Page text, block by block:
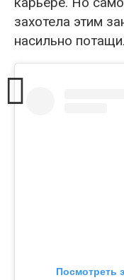
захотела этим
насильно
Посмотреть